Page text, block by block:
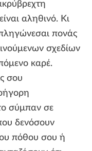
αληθινό. Κι
πονάς
σχεδίων
καρέ.
σου
σύμπαν σε
δενόσουν
πόθου σου ή